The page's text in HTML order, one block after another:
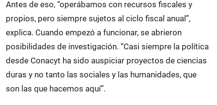
Antes de eso, “operábamos con recursos fiscales y
propios, pero siempre sujetos al ciclo fiscal anual”,
explica. Cuando empezó a funcionar, se abrieron
posibilidades de investigación. “Casi siempre la política
desde Conacyt ha sido auspiciar proyectos de ciencias
duras y no tanto las sociales y las humanidades, que
son las que hacemos aquí”.